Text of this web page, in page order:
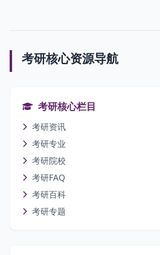
考研核心资源导航
考研核心栏目
考研资讯
考研专业
考研院校
考研FAQ
考研百科
考研专题